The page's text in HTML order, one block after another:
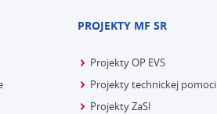
PROJEKTY MF SR
Projekty OP EVS
Projekty technickej pomoci
Projekty ZaSI